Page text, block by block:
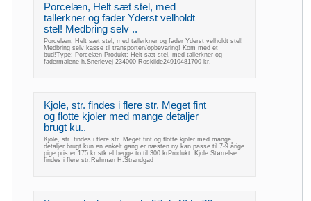
Porcelæn, Helt sæt stel, med
tallerkner og fader Yderst velholdt
stel! Medbring selv ..
Porcelæn, Helt sæt stel, med tallerkner og fader Yderst velholdt stel!
Medbring selv kasse til transporten/opbevaring! Kom med et
bud!Type: Porcelæn Produkt: Helt sæt stel, med tallerkner og
fadermalene h.Snerlevej 234000 Roskilde24910481700 kr.
Kjole, str. findes i flere str. Meget fint
og flotte kjoler med mange detaljer
brugt ku..
Kjole, str. findes i flere str. Meget fint og flotte kjoler med mange
detaljer brugt kun en enkelt gang er næsten ny kan passe til 7-9 årige
pige pris er 175 kr stk el begge to til 300 krProdukt: Kjole Størrelse:
findes i flere str.Rehman H.Strandgad